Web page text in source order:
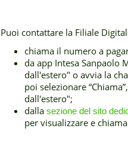
Puoi contattare la Filiale
chiama il numero a
da app Intesa Sanpaolo
dall'estero" o avvia la
poi selezionare
dall'estero";
dalla sezione del sito
per visualizzare e